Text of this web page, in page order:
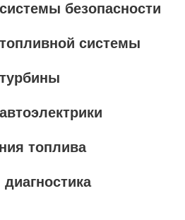
безопасности
системы
топлива